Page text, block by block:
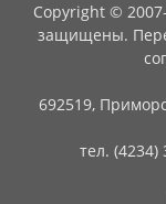
Copyright ©
защищены.
692519,
тел. (4234)